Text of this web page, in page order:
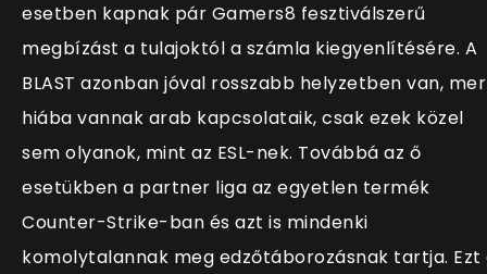
esetben kapnak pár Gamers8 fesztiválszerű
megbízást a tulajoktól a számla kiegyenlítésére. A
BLAST azonban jóval rosszabb helyzetben van,
hiába vannak arab kapcsolataik, csak ezek közel
sem olyanok, mint az ESL-nek. Továbbá az ő
esetükben a partner liga az egyetlen termék
Counter-Strike-ban és azt is mindenki
komolytalannak meg edzőtáborozásnak tartja. Ezt